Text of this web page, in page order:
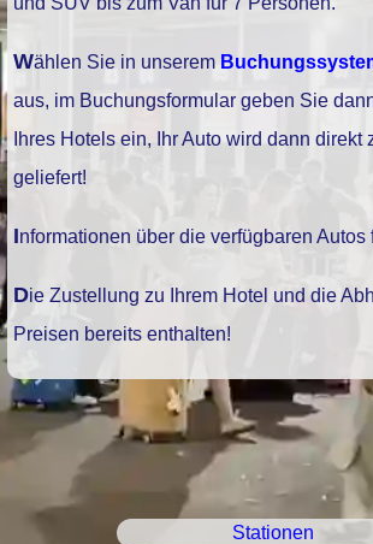
Wählen Sie in unserem
aus, im Buchungsformular geben Sie
Ihres Hotels ein, Ihr Auto wird dann direkt
geliefert!
Informationen über die verfügbaren
Die Zustellung zu Ihrem Hotel und die Abholung sind in den
Preisen bereits enthalten!
Stationen